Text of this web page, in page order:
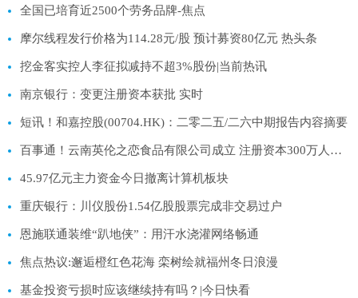
全国已培育近2500个劳务品牌-焦点
摩尔线程发行价格为114.28元/股 预计募资80亿元 热头条
挖金客实控人李征拟减持不超3%股份|当前热讯
南京银行：变更注册资本获批 实时
短讯！和嘉控股(00704.HK)：二零二五/二六中期报告内容摘要
百事通！云南英伦之恋食品有限公司成立 注册资本300万人民币
45.97亿元主力资金今日撤离计算机板块
重庆银行：川仪股份1.54亿股股票完成非交易过户
恩施联通装维“趴地侠”：用汗水浇灌网络畅通
焦点热议:邂逅橙红色花海 栾树绘就福州冬日浪漫
基金投资亏损时应该继续持有吗？|今日快看